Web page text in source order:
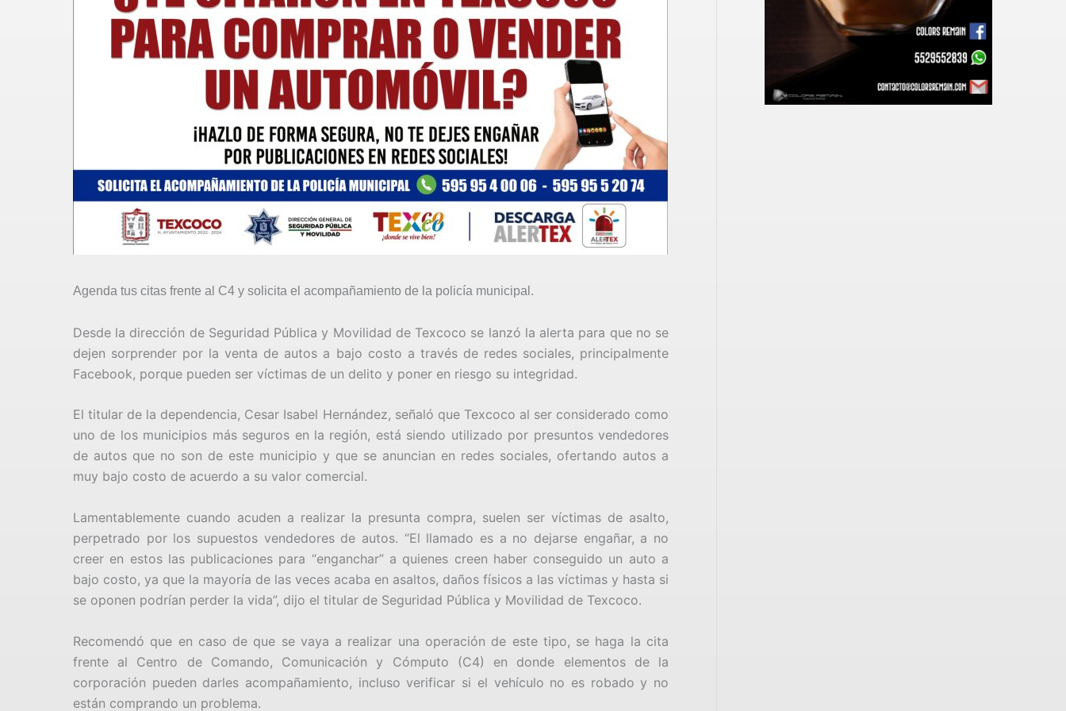
Agenda tus citas frente al C4 y solicita el acompañamiento de la policía municipal.
Desde la dirección de Seguridad Pública y Movilidad de Texcoco se lanzó la alerta para que no se
dejen sorprender por la venta de autos a bajo costo a través de redes sociales, principalmente
Facebook, porque pueden ser víctimas de un delito y poner en riesgo su integridad.
El titular de la dependencia, Cesar Isabel Hernández, señaló que Texcoco al ser considerado como
uno de los municipios más seguros en la región, está siendo utilizado por presuntos vendedores
de autos que no son de este municipio y que se anuncian en redes sociales, ofertando autos a
muy bajo costo de acuerdo a su valor comercial.
Lamentablemente cuando acuden a realizar la presunta compra, suelen ser víctimas de asalto,
perpetrado por los supuestos vendedores de autos. “El llamado es a no dejarse engañar, a no
creer en estos las publicaciones para “enganchar” a quienes creen haber conseguido un auto a
bajo costo, ya que la mayoría de las veces acaba en asaltos, daños físicos a las víctimas y hasta si
se oponen podrían perder la vida”, dijo el titular de Seguridad Pública y Movilidad de Texcoco.
Recomendó que en caso de que se vaya a realizar una operación de este tipo, se haga la cita
frente al Centro de Comando, Comunicación y Cómputo (C4) en donde elementos de la
corporación pueden darles acompañamiento, incluso verificar si el vehículo no es robado y no
están comprando un problema.